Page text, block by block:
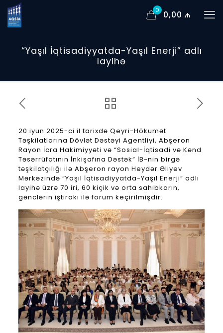
0 0,00 ₼
“Yaşıl İqtisadiyyatda-Yaşıl Enerji” adlı
layihə
20 iyun 2025-ci il tarixdə Qeyri-Hökumət
Təşkilatlarına Dövlət Dəstəyi Agentliyi, Abşeron
Rayon İcra Hakimiyyəti və “Sosial-İqtisadi və Kənd
Təsərrüfatının İnkişafına Dəstək” İB-nin birgə
təşkilatçılığı ilə Abşeron rayon Heydər Əliyev
Mərkəzində “Yaşıl İqtisadiyyatda-Yaşıl Enerji” adlı
layihə üzrə 70 iri, 60 kiçik və orta sahibkarın,
gənclərin iştirakı ilə forum keçirilmişdir.